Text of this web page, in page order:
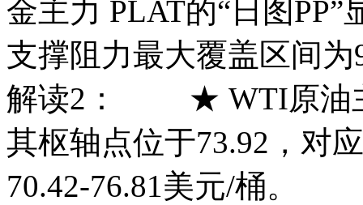
金主力 PLAT的“日图
支撑阻力最大覆盖区
解读2： ★ WTI原油主
其枢轴点位于73.92，对
70.42-76.81美元/桶。